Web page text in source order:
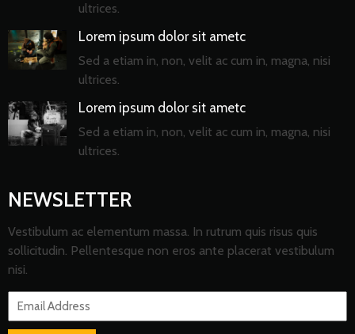
ultrices.
Lorem ipsum dolor sit ametc
Sed a etiam in, non, velit ac cum in, magna, nisi
ultrices.
Lorem ipsum dolor sit ametc
Sed a etiam in, non, velit ac cum in, magna, nisi
ultrices.
NEWSLETTER
Vestibulum ac elementum massa. In rutrum quis risus quis
sollicitudin. Pellentesque non eros ante placerat vestibulum
nisi.